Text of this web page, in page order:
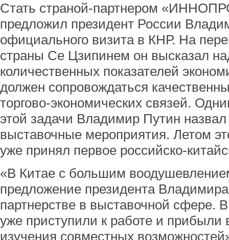
Стать страной-партнером
предложил президент России
официального визита в КНР. На
страны Се Цзипинем он высказал
количественных показателей
должен сопровождаться
торгово-экономических связей.
этой задачи Владимир Путин
выставочные мероприятия. Летом
уже принял первое российско-
«В Китае с большим
предложение президента
партнерстве в выставочной сфере.
уже приступили к работе и прибыли
изучения совместных